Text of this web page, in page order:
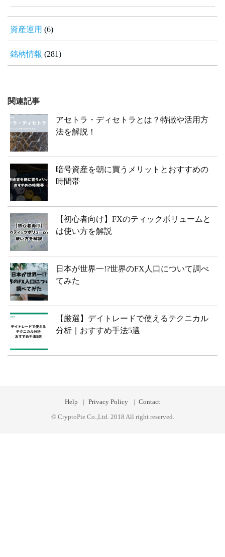
資産運用 (6)
銘柄情報 (281)
関連記事
アセトラ・ディセトラとは？特徴や活用方
法を解説！
暗号資産を朝に買うメリットとおすすめの
時間帯
【初心者向け】FXのティックボリュームと
は使い方を解説
日本が世界一!?世界のFX人口について調べ
てみた
【厳選】デイトレードで使えるテクニカル
分析｜おすすめ手法5選
Help Privacy Policy Contact
© CryptoPie Co.,Ltd. 2018 All right reserved.